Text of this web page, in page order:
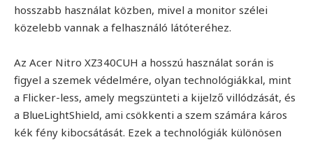
hosszabb használat közben, mivel a monitor szélei
közelebb vannak a felhasználó látóteréhez.
Az Acer Nitro XZ340CUH a hosszú használat során is
figyel a szemek védelmére, olyan technológiákkal, mint
a Flicker-less, amely megszünteti a kijelző villódzását, és
a BlueLightShield, ami csökkenti a szem számára káros
kék fény kibocsátását. Ezek a technológiák különösen